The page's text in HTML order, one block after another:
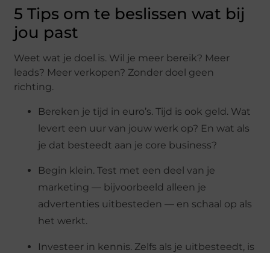
5 Tips om te beslissen wat bij
jou past
Weet wat je doel is. Wil je meer bereik? Meer
leads? Meer verkopen? Zonder doel geen
richting.
Bereken je tijd in euro’s. Tijd is ook geld. Wat
levert een uur van jouw werk op? En wat als
je dat besteedt aan je core business?
Begin klein. Test met een deel van je
marketing — bijvoorbeeld alleen je
advertenties uitbesteden — en schaal op als
het werkt.
Investeer in kennis. Zelfs als je uitbesteedt, is